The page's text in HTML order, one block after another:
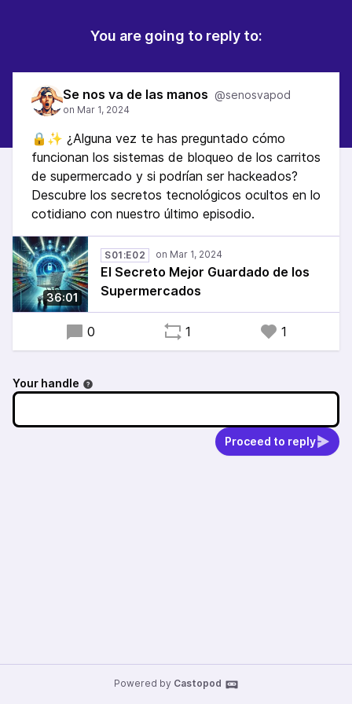
You are going to reply to:
Se nos va de las manos @senosvapod
🔒✨ ¿Alguna vez te has preguntado cómo
funcionan los sistemas de bloqueo de los carritos
de supermercado y si podrían ser hackeados?
Descubre los secretos tecnológicos ocultos en lo
cotidiano con nuestro último episodio.
36:01
S01:E02
El Secreto Mejor Guardado de los
Supermercados
0 1 1
Your handle
Proceed to reply
Powered by Castopod